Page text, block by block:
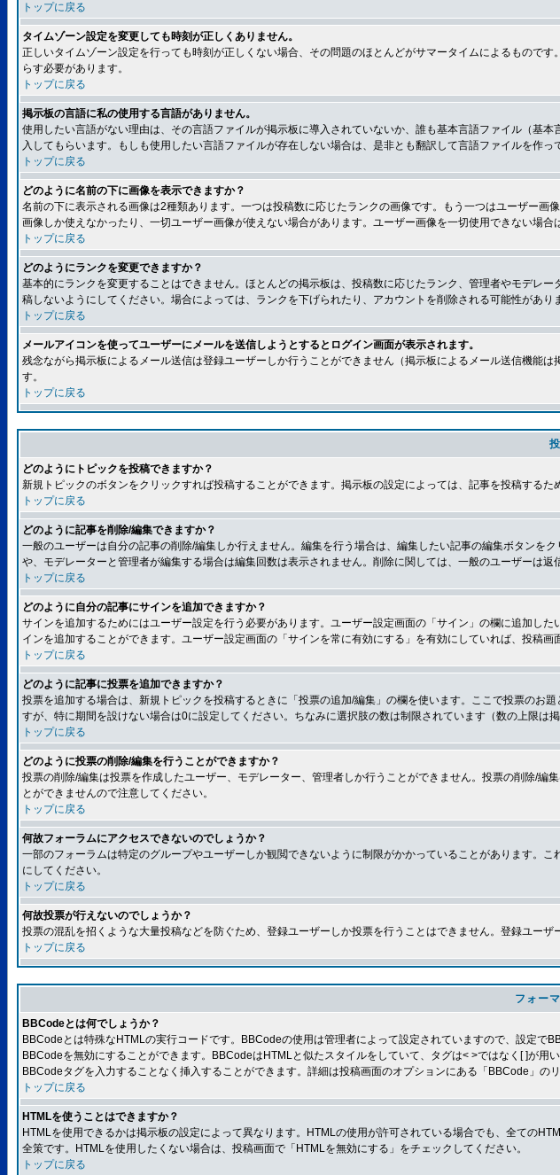
トップに戻る
タイムゾーン設定を変更しても時刻が正しくありません。
正しいタイムゾーン設定を行っても時刻が正しくない場合、その問題のほとんどがサマータイムによるもので
らす必要があります。
トップに戻る
掲示板の言語に私の使用する言語がありません。
使用したい言語がない理由は、その言語ファイルが掲示板に導入されていないか、誰も基本言語ファイル（基
入してもらいます。もしも使用したい言語ファイルが存在しない場合は、是非とも翻訳して言語ファイルを作
トップに戻る
どのように名前の下に画像を表示できますか？
名前の下に表示される画像は2種類あります。一つは投稿数に応じたランクの画像です。もう一つはユーザー
画像しか使えなかったり、一切ユーザー画像が使えない場合があります。ユーザー画像を一切使用できない場
トップに戻る
どのようにランクを変更できますか？
基本的にランクを変更することはできません。ほとんどの掲示板は、投稿数に応じたランク、管理者やモデレ
稿しないようにしてください。場合によっては、ランクを下げられたり、アカウントを削除される可能性があり
トップに戻る
メールアイコンを使ってユーザーにメールを送信しようとするとログイン画面が表示されます。
残念ながら掲示板によるメール送信は登録ユーザーしか行うことができません（掲示板によるメール送信機能
す。
トップに戻る
どのようにトピックを投稿できますか？
新規トピックのボタンをクリックすれば投稿することができます。掲示板の設定によっては、記事を投稿する
トップに戻る
どのように記事を削除/編集できますか？
一般のユーザーは自分の記事の削除/編集しか行えません。編集を行う場合は、編集したい記事の編集ボタン
や、モデレーターと管理者が編集する場合は編集回数は表示されません。削除に関しては、一般のユーザーは返
トップに戻る
どのように自分の記事にサインを追加できますか？
サインを追加するためにはユーザー設定を行う必要があります。ユーザー設定画面の「サイン」の欄に追加し
インを追加することができます。ユーザー設定画面の「サインを常に有効にする」を有効にしていれば、投稿
トップに戻る
どのように記事に投票を追加できますか？
投票を追加する場合は、新規トピックを投稿するときに「投票の追加/編集」の欄を使います。ここで投票のお
すが、特に期間を設けない場合は0に設定してください。ちなみに選択肢の数は制限されています（数の上限は掲
トップに戻る
どのように投票の削除/編集を行うことができますか？
投票の削除/編集は投票を作成したユーザー、モデレーター、管理者しか行うことができません。投票の削除/
とができませんので注意してください。
トップに戻る
何故フォーラムにアクセスできないのでしょうか？
一部のフォーラムは特定のグループやユーザーしか観閲できないように制限がかかっていることがあります。
にしてください。
トップに戻る
何故投票が行えないのでしょうか？
投票の混乱を招くような大量投稿などを防ぐため、登録ユーザーしか投票を行うことはできません。登録ユー
トップに戻る
フォー
BBCodeとは何でしょうか？
BBCodeとは特殊なHTMLの実行コードです。BBCodeの使用は管理者によって設定されていますので、設定
BBCodeを無効にすることができます。BBCodeはHTMLと似たスタイルをしていて、タグは< >ではなく[ ]が
BBCodeタグを入力することなく挿入することができます。詳細は投稿画面のオプションにある「BBCode」の
トップに戻る
HTMLを使うことはできますか？
HTMLを使用できるかは掲示板の設定によって異なります。HTMLの使用が許可されている場合でも、全ての
全策です。HTMLを使用したくない場合は、投稿画面で「HTMLを無効にする」をチェックしてください。
トップに戻る